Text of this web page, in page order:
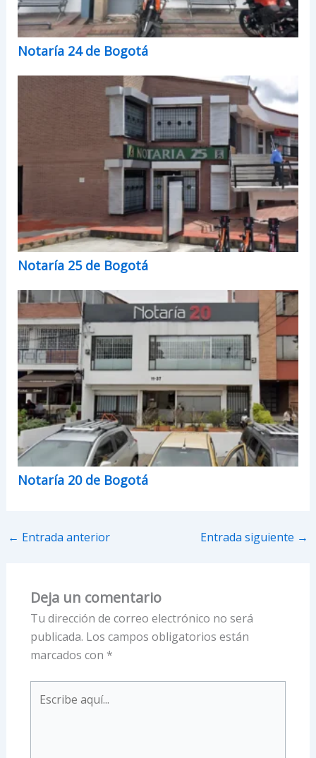
Notaría 24 de Bogotá
Notaría 25 de Bogotá
Notaría 20 de Bogotá
← Entrada anterior Entrada siguiente →
Deja un comentario
Tu dirección de correo electrónico no será
publicada. Los campos obligatorios están
marcados con *
aquí...